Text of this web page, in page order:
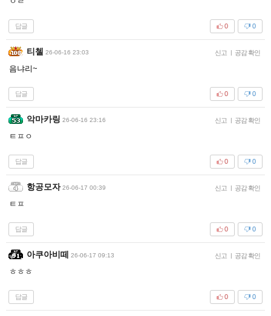
답글 0
0
티첼 26-06-16 23:03 신고 | 공감 확인
음냐리~
답글 0
0
악마카링 26-06-16 23:16 신고 | 공감 확인
ㅌㅍㅇ
답글 0
0
항공모자 26-06-17 00:39 신고 | 공감 확인
ㅌㅍ
답글 0
0
아쿠아비떼 26-06-17 09:13 신고 | 공감 확인
ㅎㅎㅎ
답글 0
0